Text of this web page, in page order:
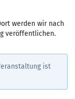
werden wir nach
veröffentlichen.
ist